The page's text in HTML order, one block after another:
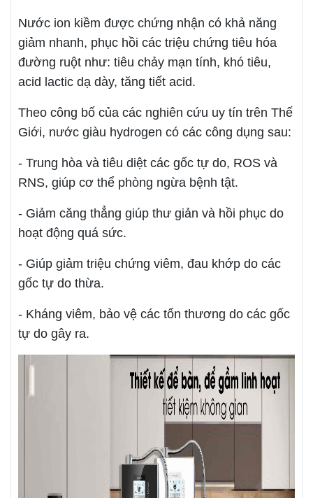
Nước ion kiềm được chứng nhận có khả năng
giảm nhanh, phục hồi các triệu chứng tiêu hóa
đường ruột như: tiêu chảy mạn tính, khó tiêu,
acid lactic dạ dày, tăng tiết acid.
Theo công bố của các nghiên cứu uy tín trên Thế
Giới, nước giàu hydrogen có các công dụng sau:
- Trung hòa và tiêu diệt các gốc tự do, ROS và
RNS, giúp cơ thể phòng ngừa bệnh tật.
- Giảm căng thẳng giúp thư giản và hồi phục do
hoạt động quá sức.
- Giúp giảm triệu chứng viêm, đau khớp do các
gốc tự do thừa.
- Kháng viêm, bảo vệ các tổn thương do các gốc
tự do gây ra.